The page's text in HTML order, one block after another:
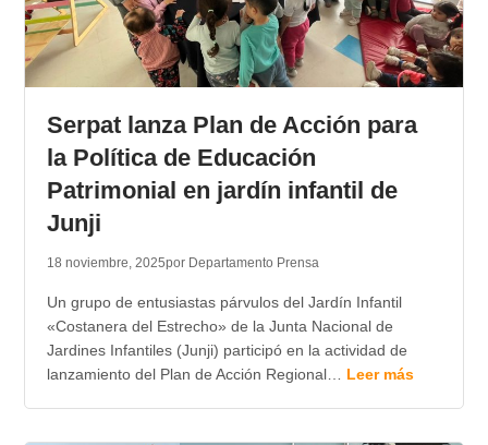
Serpat lanza Plan de Acción para
la Política de Educación
Patrimonial en jardín infantil de
Junji
18 noviembre, 2025por Departamento Prensa
Un grupo de entusiastas párvulos del Jardín Infantil
«Costanera del Estrecho» de la Junta Nacional de
Jardines Infantiles (Junji) participó en la actividad de
lanzamiento del Plan de Acción Regional… Leer más